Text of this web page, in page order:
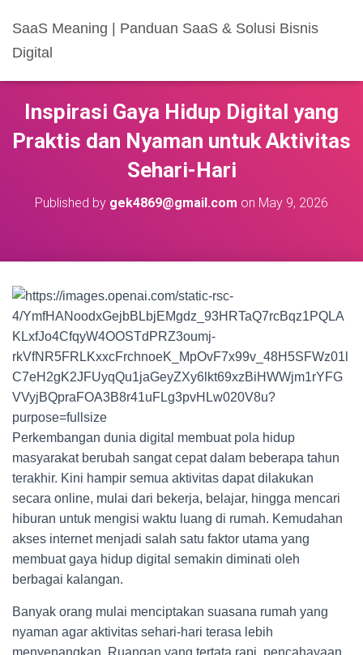
SaaS Meaning | Panduan SaaS & Solusi Bisnis
Digital
Inspirasi Gaya Hidup Digital yang
Praktis dan Nyaman untuk Aktivitas
Sehari-Hari
Published by gek4869@gmail.com on May 9, 2026
Perkembangan dunia digital membuat pola hidup
masyarakat berubah sangat cepat dalam beberapa tahun
terakhir. Kini hampir semua aktivitas dapat dilakukan
secara online, mulai dari bekerja, belajar, hingga mencari
hiburan untuk mengisi waktu luang di rumah. Kemudahan
akses internet menjadi salah satu faktor utama yang
membuat gaya hidup digital semakin diminati oleh
berbagai kalangan.
Banyak orang mulai menciptakan suasana rumah yang
nyaman agar aktivitas sehari-hari terasa lebih
menyenangkan. Ruangan yang tertata rapi, pencahayaan